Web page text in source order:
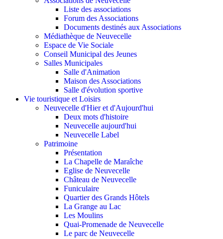
Liste des associations
Forum des Associations
Documents destinés aux Associations
Médiathèque de Neuvecelle
Espace de Vie Sociale
Conseil Municipal des Jeunes
Salles Municipales
Salle d'Animation
Maison des Associations
Salle d'évolution sportive
Vie touristique et Loisirs
Neuvecelle d'Hier et d'Aujourd'hui
Deux mots d'histoire
Neuvecelle aujourd'hui
Neuvecelle Label
Patrimoine
Présentation
La Chapelle de Maraîche
Eglise de Neuvecelle
Château de Neuvecelle
Funiculaire
Quartier des Grands Hôtels
La Grange au Lac
Les Moulins
Quai-Promenade de Neuvecelle
Le parc de Neuvecelle